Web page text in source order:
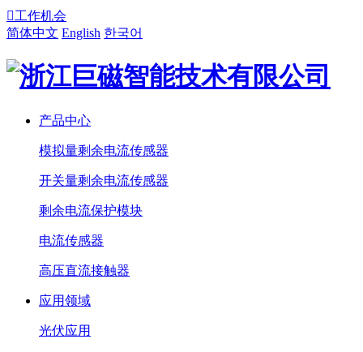
工作机会
简体中文 English 한국어
产品中心
模拟量剩余电流传感器
开关量剩余电流传感器
剩余电流保护模块
电流传感器
高压直流接触器
应用领域
光伏应用